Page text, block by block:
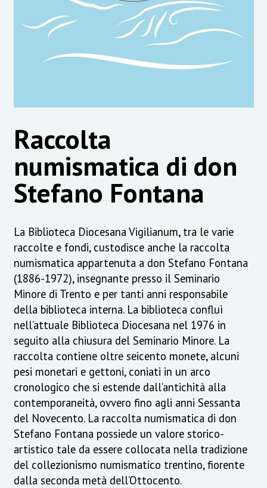
Raccolta
numismatica di don
Stefano Fontana
La Biblioteca Diocesana Vigilianum, tra le varie
raccolte e fondi, custodisce anche la raccolta
numismatica appartenuta a don Stefano Fontana
(1886-1972), insegnante presso il Seminario
Minore di Trento e per tanti anni responsabile
della biblioteca interna. La biblioteca confluì
nell’attuale Biblioteca Diocesana nel 1976 in
seguito alla chiusura del Seminario Minore. La
raccolta contiene oltre seicento monete, alcuni
pesi monetari e gettoni, coniati in un arco
cronologico che si estende dall’antichità alla
contemporaneità, ovvero fino agli anni Sessanta
del Novecento. La raccolta numismatica di don
Stefano Fontana possiede un valore storico-
artistico tale da essere collocata nella tradizione
del collezionismo numismatico trentino, fiorente
dalla seconda metà dell’Ottocento.